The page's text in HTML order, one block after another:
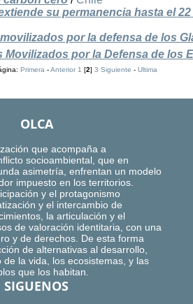
su permanencia hasta el
por la defensa de los
Movilizados por la Defensa de los
Primera -Anterior 1 [2]3 Siguiente -Ultima
OLCA
que acompaña a
socioambiental, que en
asimetría, enfrentan un modelo
impuesto en los territorios.
y el protagonismo
y el intercambio de
la articulación y el
de valoración identitaria, con una
y de derechos. De esta forma
de alternativas al desarrollo,
de la vida, los ecosistemas, y las
que los habitan.
SIGUENOS